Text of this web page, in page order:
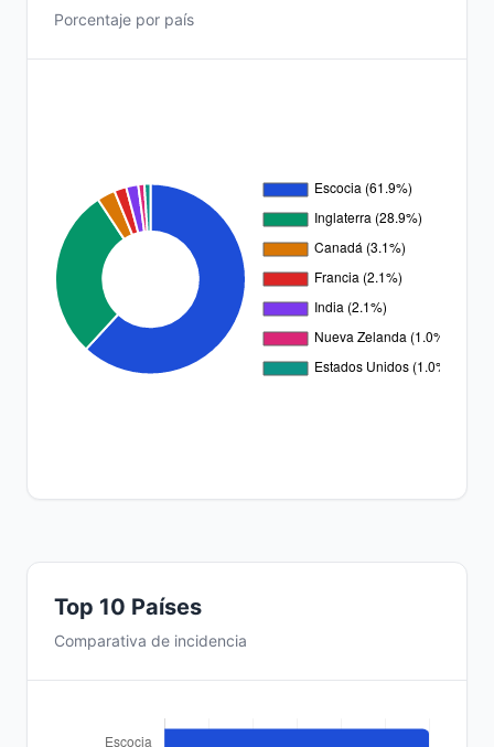
Porcentaje por país
Top 10 Países
Comparativa de incidencia